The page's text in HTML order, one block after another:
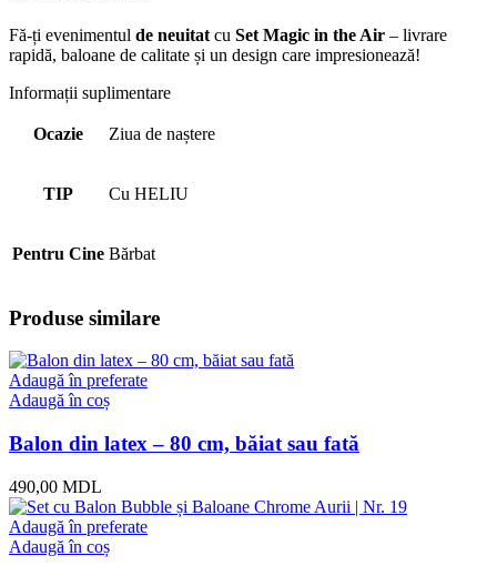
Fă-ți evenimentul de neuitat cu Set Magic in the Air – livrare
rapidă, baloane de calitate și un design care impresionează!
Informații suplimentare
Ocazie Ziua de naștere
TIP Cu HELIU
Pentru Cine Bărbat
Produse similare
Adaugă în preferate
Adaugă în coș
Balon din latex – 80 cm, băiat sau fată
490,00 MDL
Adaugă în preferate
Adaugă în coș